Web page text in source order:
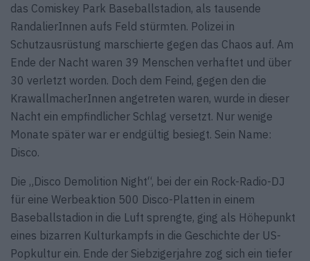
das Comiskey Park Baseballstadion, als tausende
RandalierInnen aufs Feld stürmten. Polizei in
Schutzausrüstung marschierte gegen das Chaos auf. Am
Ende der Nacht waren 39 Menschen verhaftet und über
30 verletzt worden. Doch dem Feind, gegen den die
KrawallmacherInnen angetreten waren, wurde in dieser
Nacht ein empfindlicher Schlag versetzt. Nur wenige
Monate später war er endgültig besiegt. Sein Name:
Disco.
Die „Disco Demolition Night“, bei der ein Rock-Radio-DJ
für eine Werbeaktion 500 Disco-Platten in einem
Baseballstadion in die Luft sprengte, ging als Höhepunkt
eines bizarren Kulturkampfs in die Geschichte der US-
Popkultur ein. Ende der Siebzigerjahre zog sich ein tiefer